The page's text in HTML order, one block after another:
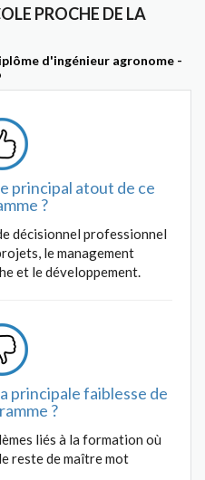
PROCHE DE LA
d'ingénieur agronome -
principal atout de ce
?
décisionnel professionnel
le management
et le développement.
principale faiblesse de
?
liés à la formation où
reste de maître mot